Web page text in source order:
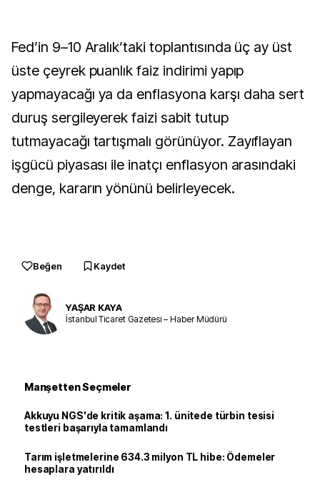
Fed’in 9–10 Aralık’taki toplantısında üç ay üst
üste çeyrek puanlık faiz indirimi yapıp
yapmayacağı ya da enflasyona karşı daha sert
duruş sergileyerek faizi sabit tutup
tutmayacağı tartışmalı görünüyor. Zayıflayan
işgücü piyasası ile inatçı enflasyon arasındaki
denge, kararın yönünü belirleyecek.
Beğen Kaydet
YAŞAR KAYA
İstanbul Ticaret Gazetesi – Haber Müdürü
Manşetten Seçmeler
Akkuyu NGS'de kritik aşama: 1. ünitede türbin tesisi
testleri başarıyla tamamlandı
Tarım işletmelerine 634.3 milyon TL hibe: Ödemeler
hesaplara yatırıldı